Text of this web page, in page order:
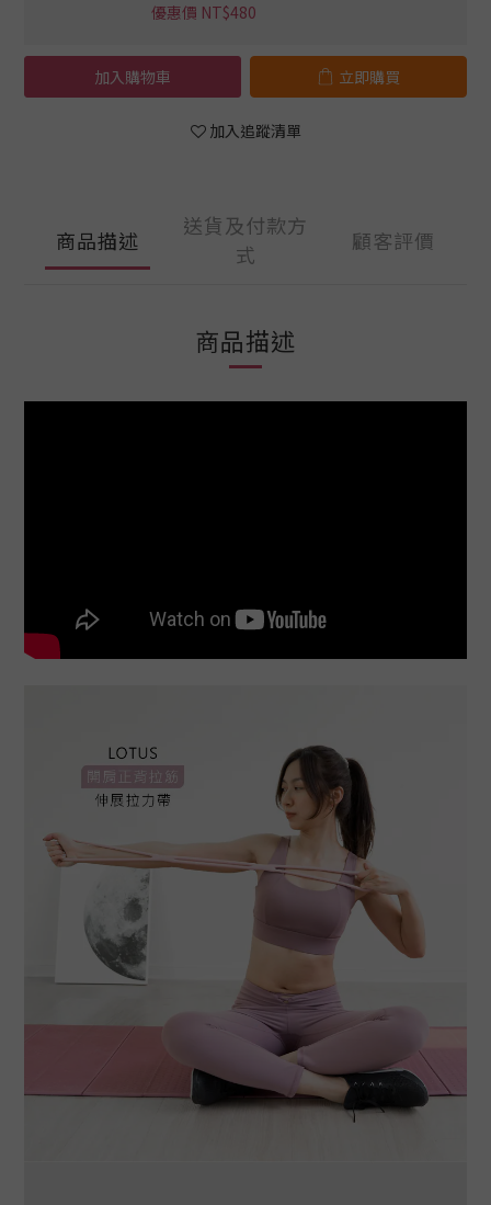
優惠價 NT$480
加入購物車 立即購買
加入追蹤清單
商品描述
送貨及付款方
式
顧客評價
商品描述